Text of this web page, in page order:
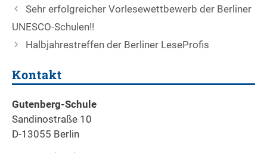
Beitrags-
Navigation
Sehr erfolgreicher Vorlesewettbewerb der Berliner
UNESCO-Schulen!!
Halbjahrestreffen der Berliner LeseProfis
Kontakt
Gutenberg-Schule
Sandinostraße 10
D-13055 Berlin